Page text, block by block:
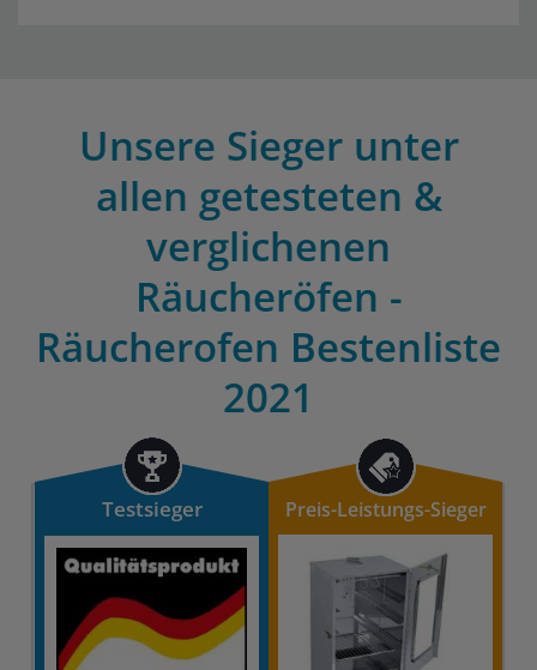
Unsere Sieger unter
allen getesteten &
verglichenen
Räucheröfen -
Räucherofen Bestenliste
2021
Testsieger Preis-Leistungs-Sieger